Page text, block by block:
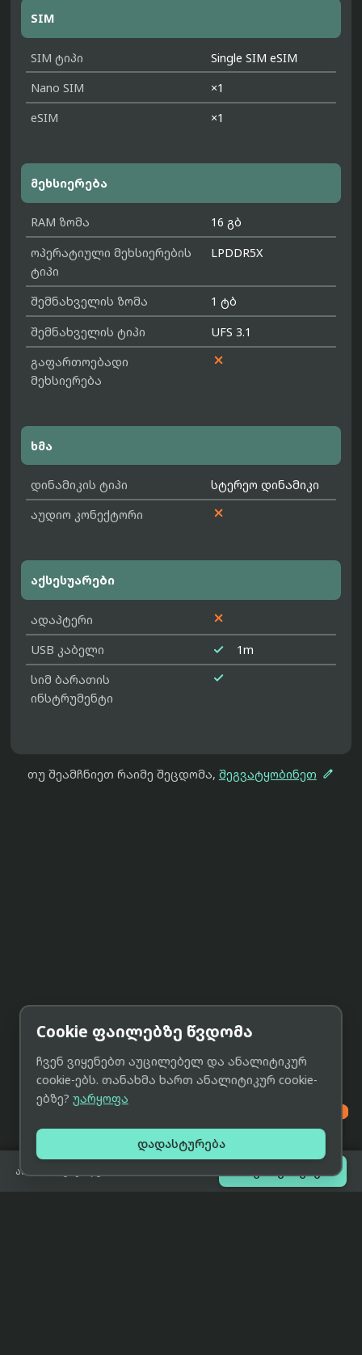
SIM
SIM ტიპი
Single SIM eSIM
Nano SIM
×1
eSIM
×1
მეხსიერება
RAM ზომა
16 გბ
ოპერატიული მეხსიერების
ტიპი
LPDDR5X
შემნახველის ზომა
1 ტბ
შემნახველის ტიპი
UFS 3.1
გაფართოებადი
მეხსიერება

ხმა
დინამიკის ტიპი
სტერეო დინამიკი
აუდიო კონექტორი

აქსესუარები
ადაპტერი 
USB კაბელი 
1m
სიმ ბარათის
ინსტრუმენტი

თუ შეამჩნიეთ რაიმე შეცდომა, შეგვატყობინეთ 
არ არის გაყიდვაში შეთავაზებები

Cookie ფაილებზე წვდომა
ჩვენ ვიყენებთ აუცილებელ და ანალიტიკურ
cookie-ებს. თანახმა ხართ ანალიტიკურ cookie-
ებზე? უარყოფა
დადასტურება